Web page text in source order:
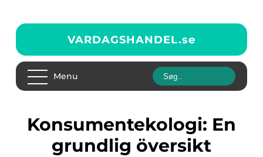
VARDAGSHANDEL.se
Menu
Konsumentekologi: En
grundlig översikt